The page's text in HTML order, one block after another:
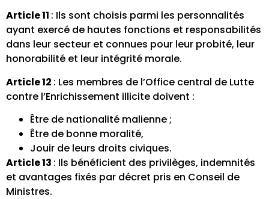
Article 11 : Ils sont choisis parmi les personnalités
ayant exercé de hautes fonctions et responsabilités
dans leur secteur et connues pour leur probité, leur
honorabilité et leur intégrité morale.
Article 12 : Les membres de l’Office central de Lutte
contre l’Enrichissement illicite doivent :
Être de nationalité malienne ;
Être de bonne moralité,
Jouir de leurs droits civiques.
Article 13 : Ils bénéficient des privilèges, indemnités
et avantages fixés par décret pris en Conseil de
Ministres.